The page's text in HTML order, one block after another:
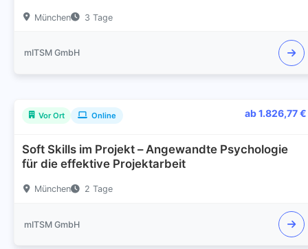
München 3 Tage
mITSM GmbH
Vor Ort Online ab 1.826,77 €
Soft Skills im Projekt – Angewandte Psychologie
für die effektive Projektarbeit
München 2 Tage
mITSM GmbH